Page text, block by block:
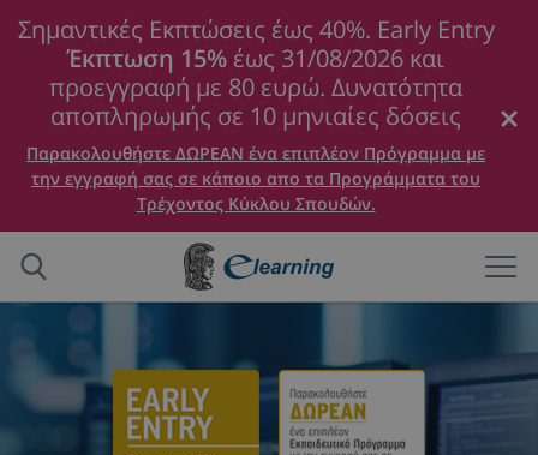
Σημαντικές Εκπτώσεις έως 40%. Early Entry
Έκπτωση 15% έως 31/08/2026 και
προεγγραφή με 80 ευρώ. Δυνατότητα
αποπληρωμής σε 10 μηνιαίες δόσεις
Παρακολουθήστε ΔΩΡΕΑΝ ένα επιπλέον Πρόγραμμα με
την εγγραφή σας σε κάποιο απο τα Προγράμματα του
Τρέχοντος Κύκλου Σπουδών.